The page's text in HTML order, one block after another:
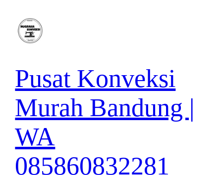
konten
Pusat Konveksi
Murah Bandung |
WA
085860832281